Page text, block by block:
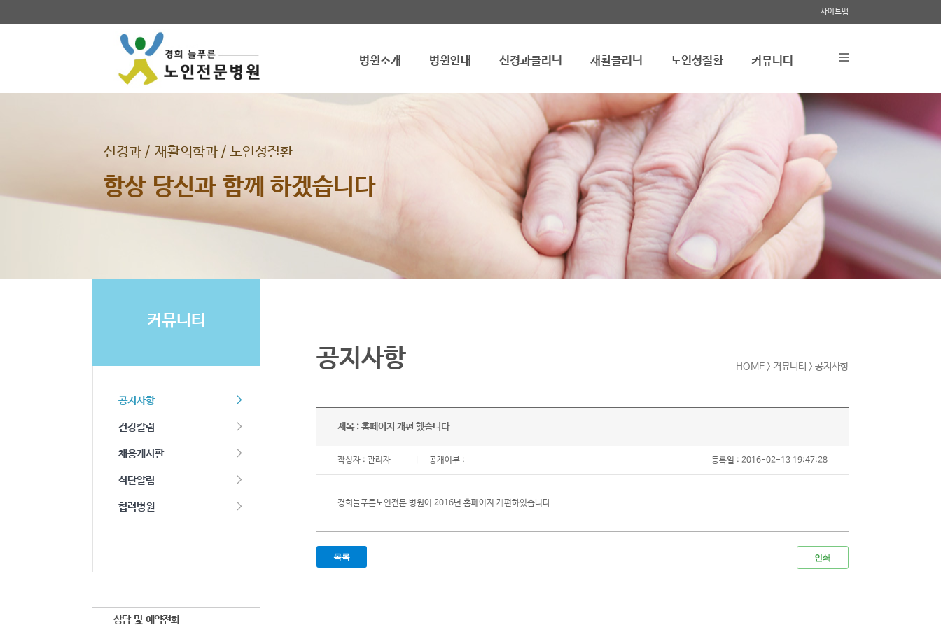
사이트맵
병원소개 병원안내 신경과클리닉 재활클리닉 노인성질환 커뮤니티
신경과 / 재활의학과 / 노인성질환
항상 당신과 함께 하겠습니다
커뮤니티
공지사항
건강칼럼
채용게시판
식단알림
협력병원
상담 및 예약전화
공지사항 HOME > 커뮤니티 > 공지사항
제목 : 홈페이지 개편 했습니다
작성자 : 관리자 공개여부 : 등록일 : 2016-02-13 19:47:28
경희늘푸른노인전문 병원이 2016년 홈페이지 개편하였습니다.
목록 인쇄